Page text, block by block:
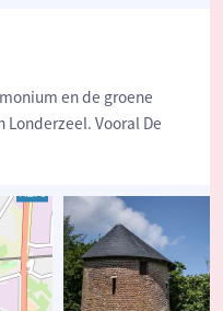
en de groene
Vooral De